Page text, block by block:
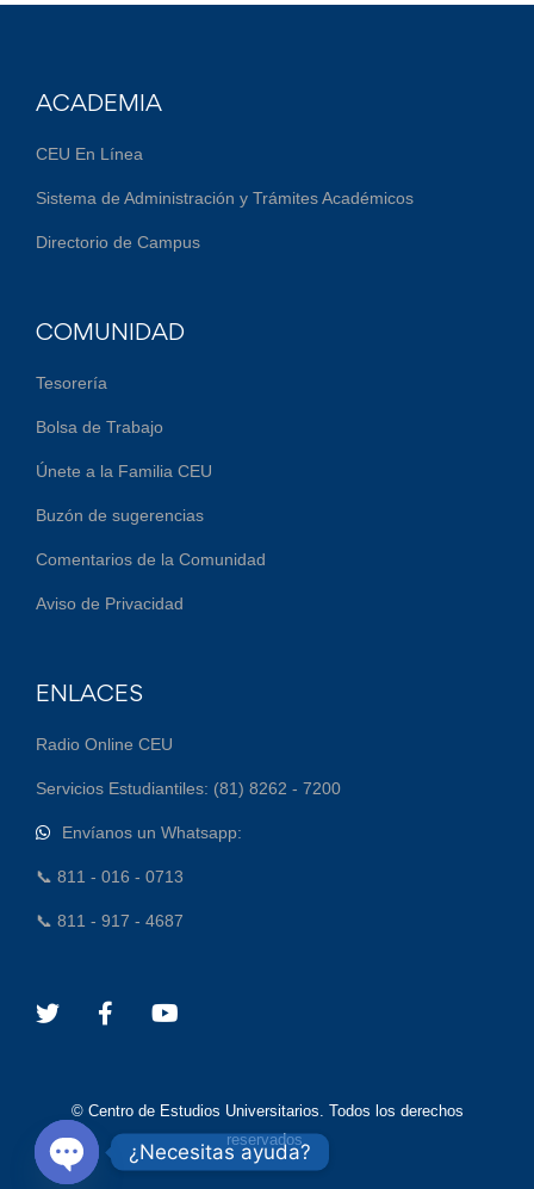
ACADEMIA
CEU En Línea
Sistema de Administración y Trámites Académicos
Directorio de Campus
COMUNIDAD
Tesorería
Bolsa de Trabajo
Únete a la Familia CEU
Buzón de sugerencias
Comentarios de la Comunidad
Aviso de Privacidad
ENLACES
Radio Online CEU
Servicios Estudiantiles: (81) 8262 - 7200
Envíanos un Whatsapp:
📞 811 - 016 - 0713
📞 811 - 917 - 4687
© Centro de Estudios Universitarios. Todos los derechos
reservados.
¿Necesitas ayuda?